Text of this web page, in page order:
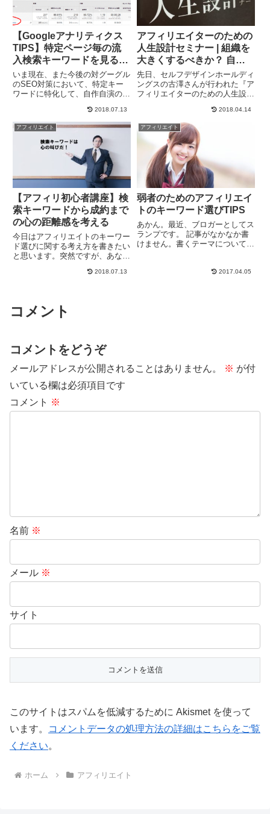
【Googleアナリティクス
TIPS】特定ページ毎の流
入検索キーワードを見る手
順
いま現在、また今後の対グーグル
のSEO対策において、特定キー
ワードに特化して、自作自演のバ
げるという従来のブラックハット
SEO手法は非常に難易度が高く
なってきています。そのような流
れのなかで、今後ますます、自
2018.07.13
アフィリエイターのための
人生設計セミナー | 組織を
大きくするべきか？ 自由
に生きるべきか？
先日、セルフデザインホールディ
ングスの古澤さんが行われた『ア
フィリエイターのための人生設計
アフィリエイターは、「ベンチャ
ー立ち上げて世界を変えてや
る！」とか」「起業して成功して
大金持ちになって六本木ヒルズに
住ん...
2018.04.14
アフィリエイト
【アフィリ初心者講座】検
索キーワードから成約まで
の心の距離感を考える
今日はアフィリエイトのキーワー
ド選びに関する考え方を書きたい
と思います。突然ですが、あなた
リエイトサイトを作るとします。
め」という感じで、映画が割引...
2018.07.13
アフィリエイト
弱者のためのアフィリエイ
トのキーワード選びTIPS
あかん。最近、ブロガーとしてス
ランプです。 記事がなかなか書
けません。書くテーマについて下
面倒くさくなってきてやめてしま
2017.04.05
コメント
コメントをどうぞ
メールアドレスが公開されることはありません。 ※ が付
いている欄は必須項目です
コメント ※
名前 ※
メール ※
サイト
このサイトはスパムを低減するために Akismet を使って
います。
コメントデータの処理方法の詳細はこちらをご覧
ください。
ホーム アフィリエイト